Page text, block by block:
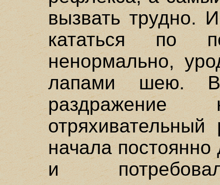
вызвать трудно.
кататься по
ненормально,
лапами шею.
раздражение
начала постоянно
и